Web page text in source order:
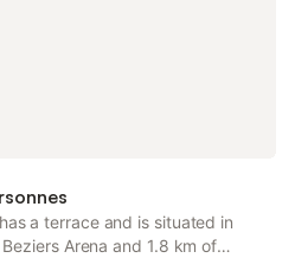
a terrace and is situated in
Arena and 1.8 km of